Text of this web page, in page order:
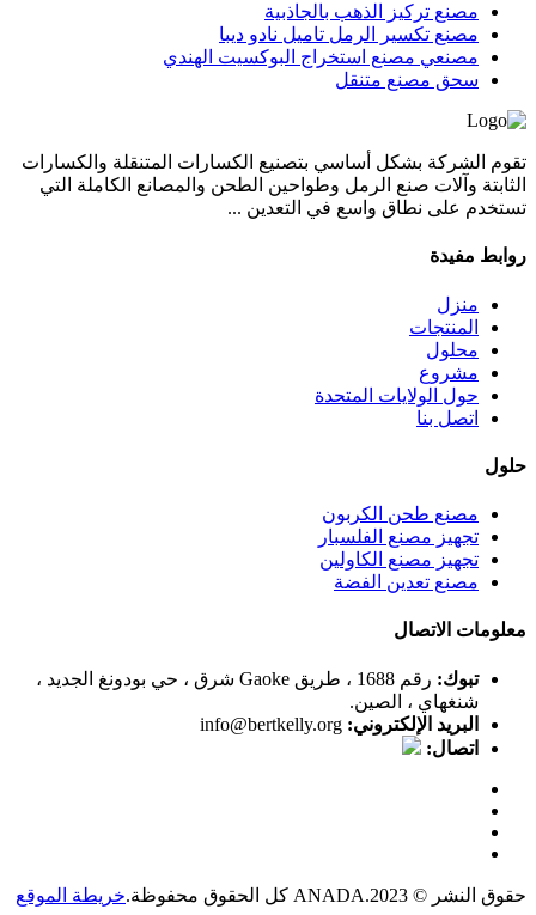
مصنع تركيز الذهب بالجاذبية
مصنع تكسير الرمل تاميل نادو ديبا
مصنعي مصنع استخراج البوكسيت الهندي
سحق مصنع متنقل
تقوم الشركة بشكل أساسي بتصنيع الكسارات المتنقلة والكسارات
الثابتة وآلات صنع الرمل وطواحين الطحن والمصانع الكاملة التي
تستخدم على نطاق واسع في التعدين ...
روابط مفيدة
منزل
المنتجات
محلول
مشروع
حول الولايات المتحدة
اتصل بنا
حلول
مصنع طحن الكربون
تجهيز مصنع الفلسبار
تجهيز مصنع الكاولين
مصنع تعدين الفضة
معلومات الاتصال
تبوك:
رقم 1688 ، طريق Gaoke شرق ، حي بودونغ الجديد ،
شنغهاي ، الصين.
البريد الإلكتروني: info@bertkelly.org
اتصال:
حقوق النشر © 2023.ANADA كل الحقوق محفوظة. خريطة الموقع